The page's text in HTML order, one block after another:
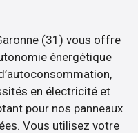
(31) vous offre
énergétique
en électricité et
pour nos panneaux
Vous utilisez votre